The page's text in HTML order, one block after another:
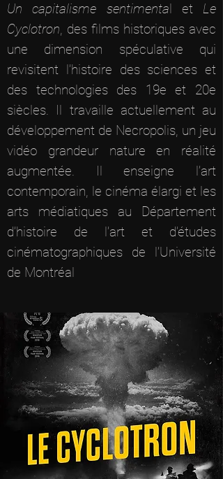
Un capitalisme sentimental et Le
Cyclotron, des films historiques avec
une dimension spéculative qui
revisitent l’histoire des sciences et
des technologies des 19e et 20e
siècles. Il travaille actuellement au
développement de Necropolis, un jeu
vidéo grandeur nature en réalité
augmentée. Il enseigne l’art
contemporain, le cinéma élargi et les
arts médiatiques au Département
d’histoire de l’art et d’études
cinématographiques de l’Université
de Montréal